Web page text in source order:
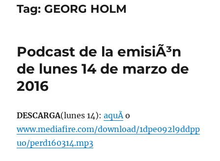
Tag: GEORG HOLM
Podcast de la emisiÃ³n
de lunes 14 de marzo de
2016
DESCARGA(lunes 14):aquÃ­o
www.mediafire.com/download/1dpe092l9ddpp
uo/perd160314.mp3